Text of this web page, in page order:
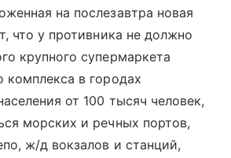
на послезавтра новая
что у противника не должно
крупного супермаркета
комплекса в городах
от 100 тысяч человек,
морских и речных портов,
ж/д вокзалов и станций,